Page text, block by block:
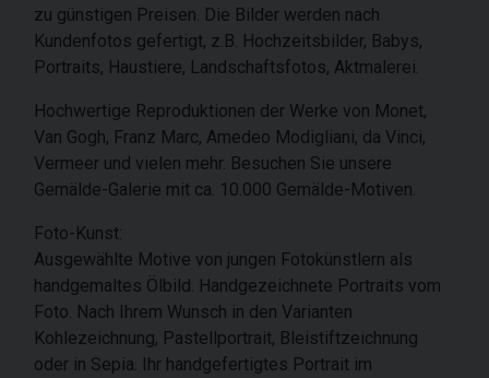
zu günstigen Preisen. Die Bilder werden nach
Kundenfotos gefertigt, z.B. Hochzeitsbilder, Babys,
Portraits, Haustiere, Landschaftsfotos, Aktmalerei.
Hochwertige Reproduktionen der Werke von Monet,
Van Gogh, Franz Marc, Amedeo Modigliani, da Vinci,
Vermeer und vielen mehr. Besuchen Sie unsere
Gemälde-Galerie mit ca. 10.000 Gemälde-Motiven.
Foto-Kunst:
Ausgewählte Motive von jungen Fotokünstlern als
handgemaltes Ölbild. Handgezeichnete Portraits vom
Foto. Nach Ihrem Wunsch in den Varianten
Kohlezeichnung, Pastellportrait, Bleistiftzeichnung
oder in Sepia. Ihr handgefertigtes Portrait im